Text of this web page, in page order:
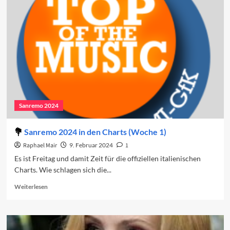
Der
vierte
Abend
Sanremo 2024
Sanremo 2024 in den Charts (Woche 1)
Raphael Mair 9. Februar 2024
1
Es ist Freitag und damit Zeit für die offiziellen italienischen
Charts. Wie schlagen sich die...
WeiterlesenRead
Sanremo
2024